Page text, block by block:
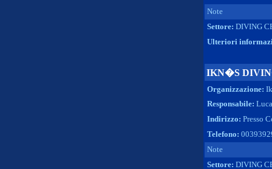
Note
Settore: DIVING
Ulteriori
IKN�S
Organizzazione:
Responsabile:
Indirizzo: Presso
Telefono:
Note
Settore: DIVING